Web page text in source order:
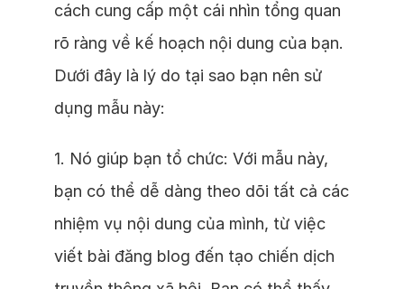
cách cung cấp một cái nhìn tổng quan
rõ ràng về kế hoạch nội dung của bạn.
Dưới đây là lý do tại sao bạn nên sử
dụng mẫu này:
1. Nó giúp bạn tổ chức: Với mẫu này,
bạn có thể dễ dàng theo dõi tất cả các
nhiệm vụ nội dung của mình, từ việc
viết bài đăng blog đến tạo chiến dịch